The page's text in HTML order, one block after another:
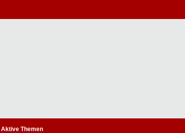
Aktive Themen